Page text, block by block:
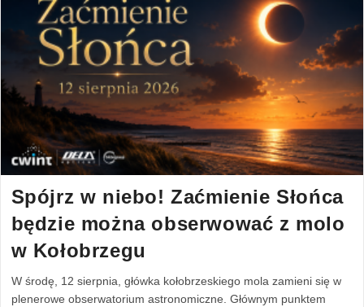
Spójrz w niebo! Zaćmienie Słońca
będzie można obserwować z molo
w Kołobrzegu
W środę, 12 sierpnia, główka kołobrzeskiego mola zamieni się w
plenerowe obserwatorium astronomiczne. Głównym punktem